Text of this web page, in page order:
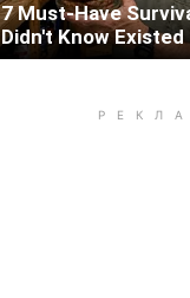
7 Must-Have
Didn't Know Existed